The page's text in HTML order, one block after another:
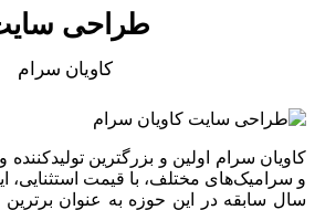
طراحی
کاویان سرام
کاویان سرام اولین و بزرگترین تولیدکننده
سال سابقه در این حوزه به عنوان